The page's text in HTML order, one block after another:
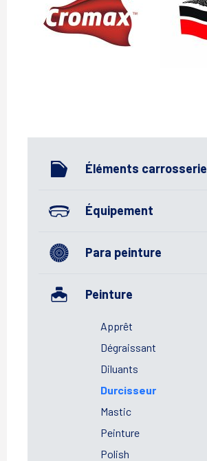
Éléments carrosserie
Équipement
Para peinture
Peinture
Apprêt
Dégraissant
Diluants
Durcisseur
Mastic
Peinture
Polish